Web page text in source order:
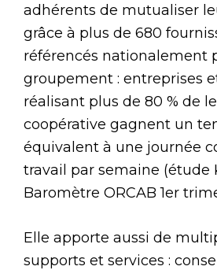
adhérents de mutualiser
grâce à plus de 680
référencés nationalement
groupement : entreprises
réalisant plus de 80 % de
coopérative gagnent un
équivalent à une journée
travail par semaine (étude
Baromètre ORCAB 1er
Elle apporte aussi de
supports et services :